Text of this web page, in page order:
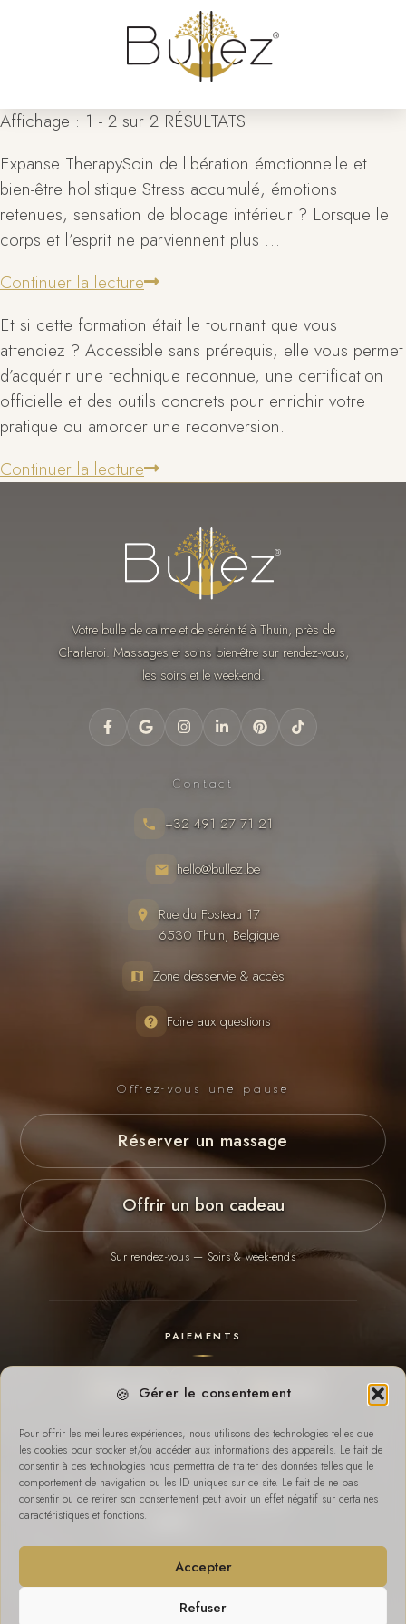
Gérer le consentement
Pour offrir les meilleures expériences, nous utilisons des technologies telles que
les cookies pour stocker et/ou accéder aux informations des appareils. Le fait de
consentir à ces technologies nous permettra de traiter des données telles que le
comportement de navigation ou les ID uniques sur ce site. Le fait de ne pas
consentir ou de retirer son consentement peut avoir un effet négatif sur certaines
caractéristiques et fonctions.
Accepter
Refuser
Affichage : 1 - 2 sur 2 RÉSULTATS
Expanse TherapySoin de libération émotionnelle et
bien-être holistique Stress accumulé, émotions
retenues, sensation de blocage intérieur ? Lorsque le
corps et l’esprit ne parviennent plus …
Continuer la lecture
Et si cette formation était le tournant que vous
attendiez ? Accessible sans prérequis, elle vous permet
d’acquérir une technique reconnue, une certification
officielle et des outils concrets pour enrichir votre
pratique ou amorcer une reconversion.
Continuer la lecture
Votre bulle de calme et de sérénité à Thuin, près de
Charleroi. Massages et soins bien-être sur rendez-vous,
les soirs et le week-end.
Contact
+32 491 27 71 21
hello@bullez.be
Rue du Fosteau 17
6530 Thuin, Belgique
Zone desservie & accès
Foire aux questions
Offrez-vous une pause
Réserver un massage
Offrir un bon cadeau
Sur rendez-vous — Soirs & week-ends
SUR PLACE
Wifi
Parking
PAIEMENTS
Payconiq Cash Virement
© 2026 Bullez — Tous droits réservés